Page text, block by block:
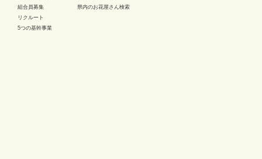
組合員募集
リクルート
5つの基幹事業
県内のお花屋さん検索